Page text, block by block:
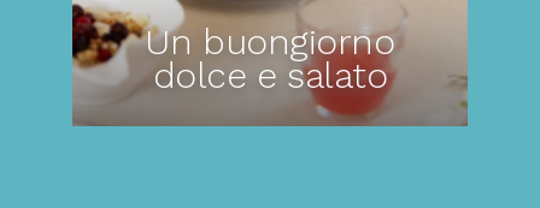
Un buongiorno
dolce e salato